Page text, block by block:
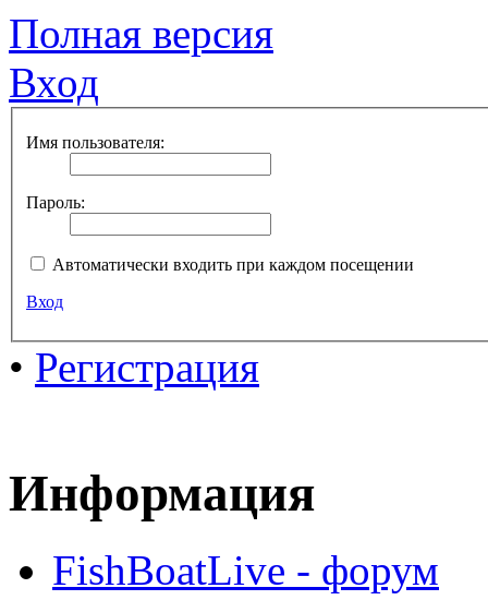
Полная версия
Вход
Имя пользователя:
Пароль:
Автоматически входить при каждом посещении
Вход
• Регистрация
Информация
FishBoatLive - форум